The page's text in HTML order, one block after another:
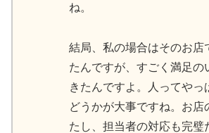
ね。
結局、私の場合はそのお店
たんですが、すごく満足の
きたんですよ。人ってやっ
どうかが大事ですね。お店
たし、担当者の対応も完璧